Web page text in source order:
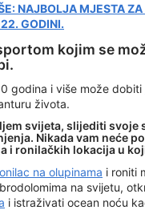
NAJBOLJA MJESTA ZA
GODINI.
kojim se
godina i više može dobiti
života.
svijeta, slijediti svoje
Nikada vam neće
i ronilačkih lokacija u
na olupinama i roniti
na svijetu,
i istraživati ocean noću